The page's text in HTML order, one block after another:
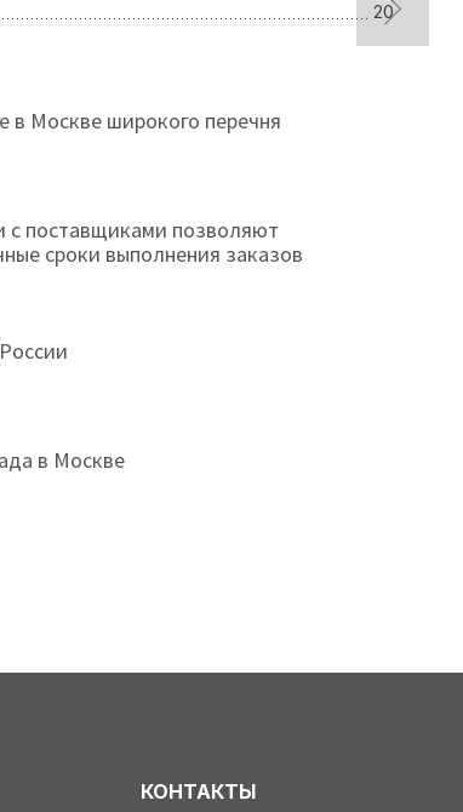
20
в Москве широкого перечня
с поставщиками позволяют
сроки выполнения заказов
в Москве
КОНТАКТЫ